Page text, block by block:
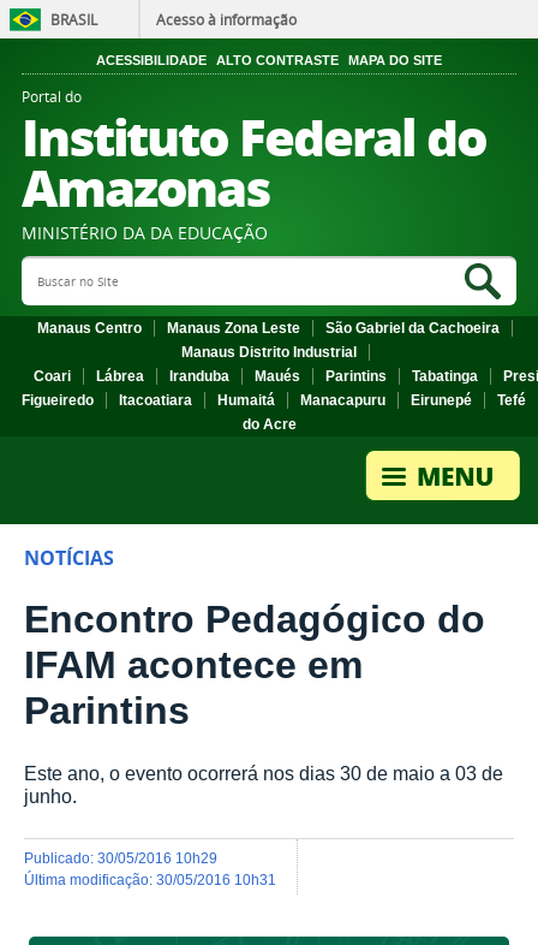
BRASIL Acesso à informação
ACESSIBILIDADE ALTO CONTRASTE MAPA DO SITE
Portal do
Instituto Federal do
Amazonas
MINISTÉRIO DA DA EDUCAÇÃO
Search Site
Manaus Centro Manaus Zona Leste
São Gabriel da Cachoeira
Manaus Distrito Industrial
Coari
Lábrea Iranduba Maués Parintins Tabatinga
Figueiredo
Itacoatiara Humaitá Manacapuru Eirunepé
Tefé
do Acre
NOTÍCIAS
Encontro Pedagógico do
IFAM acontece em
Parintins
Este ano, o evento ocorrerá nos dias 30 de maio a 03 de
junho.
publicado: 30/05/2016 10h29
última modificação: 30/05/2016 10h31